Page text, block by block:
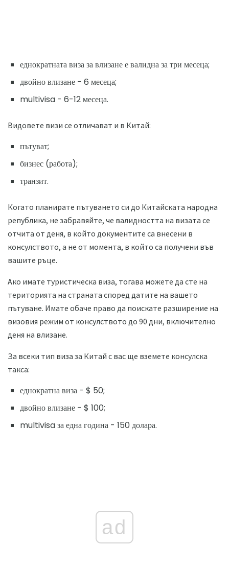
еднократната виза за влизане е валидна за три месеца;
двойно влизане - 6 месеца;
multivisa - 6-12 месеца.
Видовете визи се отличават и в Китай:
пътуват;
бизнес (работа);
транзит.
Когато планирате пътуването си до Китайската народна
република, не забравяйте, че валидността на визата се
отчита от деня, в който документите са внесени в
консулството, а не от момента, в който са получени във
вашите ръце.
Ако имате туристическа виза, тогава можете да сте на
територията на страната според датите на вашето
пътуване. Имате обаче право да поискате разширение на
визовия режим от консулството до 90 дни, включително
деня на влизане.
За всеки тип виза за Китай с вас ще вземете консулска
такса:
еднократна виза - $ 50;
двойно влизане - $ 100;
multivisa за една година - 150 долара.
ad